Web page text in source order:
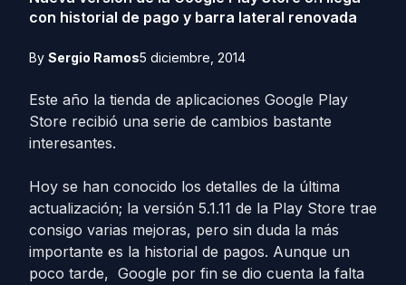
con historial de pago y barra lateral renovada
By Sergio Ramos5 diciembre, 2014
Este año la tienda de aplicaciones Google Play
Store recibió una serie de cambios bastante
interesantes.
Hoy se han conocido los detalles de la última
actualización; la versión 5.1.11 de la Play Store trae
consigo varias mejoras, pero sin duda la más
importante es la historial de pagos. Aunque un
poco tarde, Google por fin se dio cuenta la falta